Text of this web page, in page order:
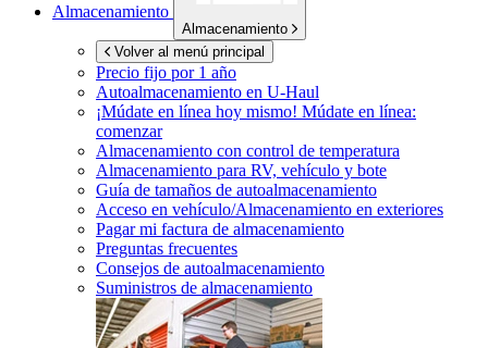
Almacenamiento
Almacenamiento
Volver al menú principal
Precio fijo por 1 año
Autoalmacenamiento en U-Haul
¡Múdate en línea hoy mismo! Múdate en línea:
comenzar
Almacenamiento con control de temperatura
Almacenamiento para RV, vehículo y bote
Guía de tamaños de autoalmacenamiento
Acceso en vehículo/Almacenamiento en exteriores
Pagar mi factura de almacenamiento
Preguntas frecuentes
Consejos de autoalmacenamiento
Suministros de almacenamiento